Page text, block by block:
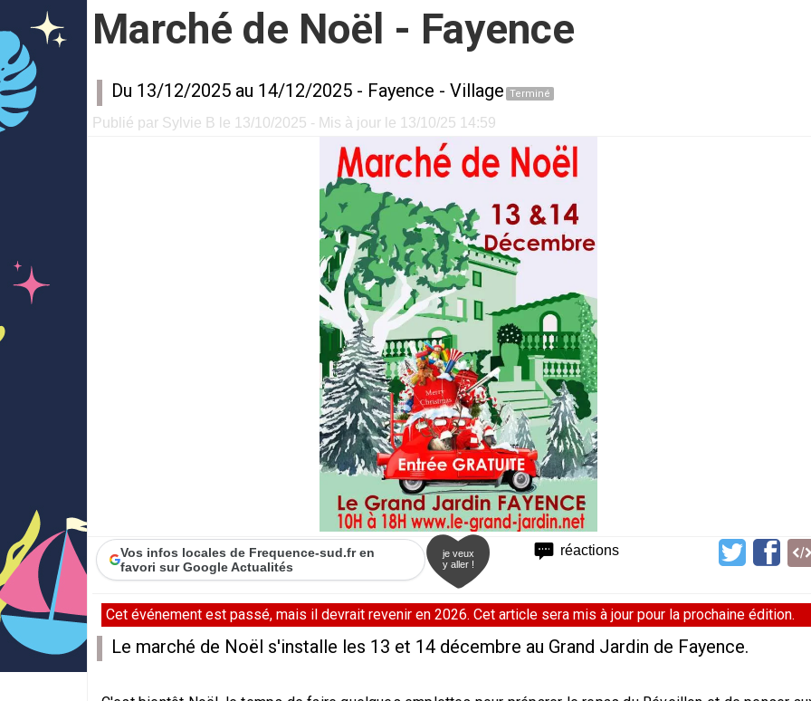
Marché de Noël - Fayence
Du 13/12/2025 au 14/12/2025 - Fayence - Village Terminé
Publié par Sylvie B le 13/10/2025 - Mis à jour le 13/10/25 14:59
réactions
Vos infos locales de Frequence-sud.fr en
favori sur Google Actualités
je veux
y aller !
Cet événement est passé, mais il devrait revenir en 2026. Cet article sera mis à jour pour la prochaine édition.
Le marché de Noël s'installe les 13 et 14 décembre au Grand Jardin de Fayence.